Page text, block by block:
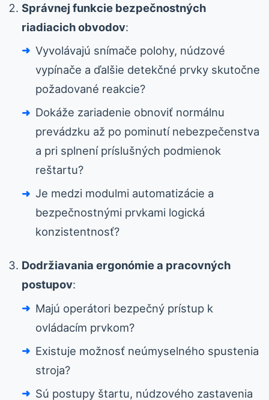
Správnej funkcie bezpečnostných
riadiacich obvodov:
Vyvolávajú snímače polohy, núdzové
vypínače a ďalšie detekčné prvky skutočne
požadované reakcie?
Dokáže zariadenie obnoviť normálnu
prevádzku až po pominutí nebezpečenstva
a pri splnení príslušných podmienok
reštartu?
Je medzi modulmi automatizácie a
bezpečnostnými prvkami logická
konzistentnosť?
Dodržiavania ergonómie a pracovných
postupov:
Majú operátori bezpečný prístup k
ovládacím prvkom?
Existuje možnosť neúmyselného spustenia
stroja?
Sú postupy štartu, núdzového zastavenia